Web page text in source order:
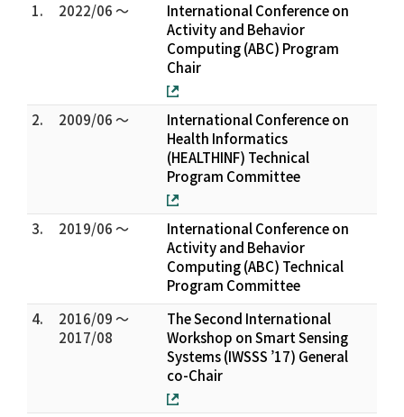
1.
2022/06 ～
International Conference on
Activity and Behavior
Computing (ABC) Program
Chair
2. 2009/06 ～
International Conference on
Health Informatics
(HEALTHINF) Technical
Program Committee
3. 2019/06 ～
International Conference on
Activity and Behavior
Computing (ABC) Technical
Program Committee
4.
2016/09 ～
2017/08
The Second International
Workshop on Smart Sensing
Systems (IWSSS ’17) General
co-Chair